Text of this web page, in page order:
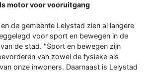
motor voor vooruitgang
de gemeente Lelystad zien al langere
voor sport en bewegen in de
de stad. "Sport en bewegen zijn
van zowel de fysieke als
onze inwoners. Daarnaast is Lelystad